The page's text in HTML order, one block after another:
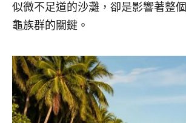
似微不足道的沙灘，卻是影響著整
龜族群的關鍵。